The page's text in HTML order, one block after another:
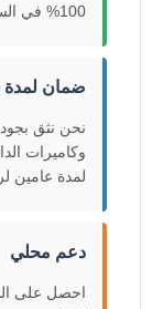
100% في السعودية.
ضمان لمدة
وكاميرات
لمدة عامين
دعم محلي
احصل على